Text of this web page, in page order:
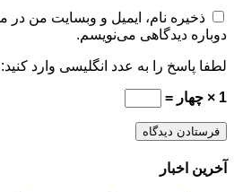
ذخیره نام، ایمیل و وبسایت من در
دوباره دیدگاهی می‌نویسم.
لطفا پاسخ را به عدد انگلیسی وارد کنید:
1 × چهار =
آخرین اخبار